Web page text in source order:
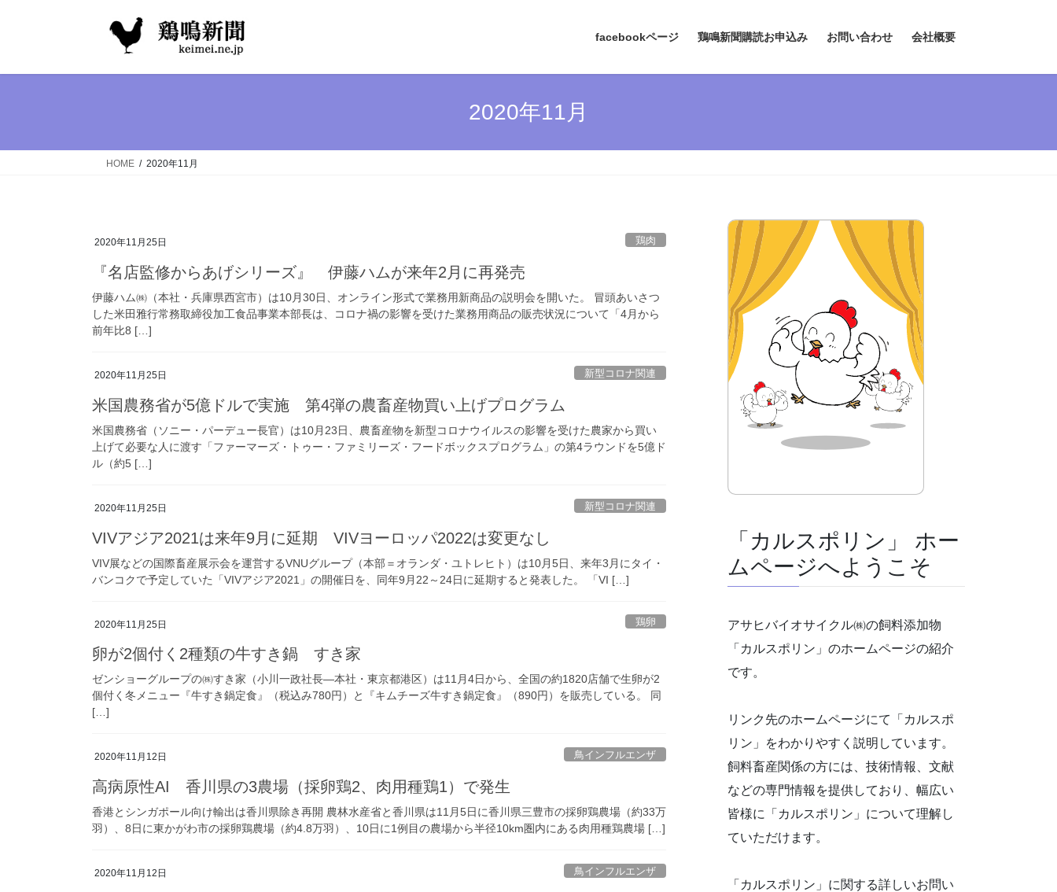
facebookページ 鶏鳴新聞購読お申込み お問い合わせ 会社概要
2020年11月
HOME 2020年11月
2020年11月25日 鶏肉
『名店監修からあげシリーズ』 伊藤ハムが来年2月に再発売
伊藤ハム㈱（本社・兵庫県西宮市）は10月30日、オンライン形式で業務用新商品の説明会を開いた。 冒頭あいさつ
した米田雅行常務取締役加工食品事業本部長は、コロナ禍の影響を受けた業務用商品の販売状況について「4月から
前年比8 […]
2020年11月25日 新型コロナ関連
米国農務省が5億ドルで実施 第4弾の農畜産物買い上げプログラム
米国農務省（ソニー・パーデュー長官）は10月23日、農畜産物を新型コロナウイルスの影響を受けた農家から買い
上げて必要な人に渡す「ファーマーズ・トゥー・ファミリーズ・フードボックスプログラム」の第4ラウンドを5億ド
ル（約5 […]
2020年11月25日 新型コロナ関連
VIVアジア2021は来年9月に延期 VIVヨーロッパ2022は変更なし
VIV展などの国際畜産展示会を運営するVNUグループ（本部＝オランダ・ユトレヒト）は10月5日、来年3月にタイ・
バンコクで予定していた「VIVアジア2021」の開催日を、同年9月22～24日に延期すると発表した。 「VI […]
2020年11月25日 鶏卵
卵が2個付く2種類の牛すき鍋 すき家
ゼンショーグループの㈱すき家（小川一政社長―本社・東京都港区）は11月4日から、全国の約1820店舗で生卵が2
個付く冬メニュー『牛すき鍋定食』（税込み780円）と『キムチーズ牛すき鍋定食』（890円）を販売している。 同
[…]
2020年11月12日 鳥インフルエンザ
高病原性AI 香川県の3農場（採卵鶏2、肉用種鶏1）で発生
香港とシンガポール向け輸出は香川県除き再開 農林水産省と香川県は11月5日に香川県三豊市の採卵鶏農場（約33万
羽）、8日に東かがわ市の採卵鶏農場（約4.8万羽）、10日に1例目の農場から半径10km圏内にある肉用種鶏農場 […]
2020年11月12日 鳥インフルエンザ
「カルスポリン」 ホー
ムページへようこそ
アサヒバイオサイクル㈱の飼料添加物
「カルスポリン」のホームページの紹介
です。
リンク先のホームページにて「カルスポ
リン」をわかりやすく説明しています。
飼料畜産関係の方には、技術情報、文献
などの専門情報を提供しており、幅広い
皆様に「カルスポリン」について理解し
ていただけます。
「カルスポリン」に関する詳しいお問い